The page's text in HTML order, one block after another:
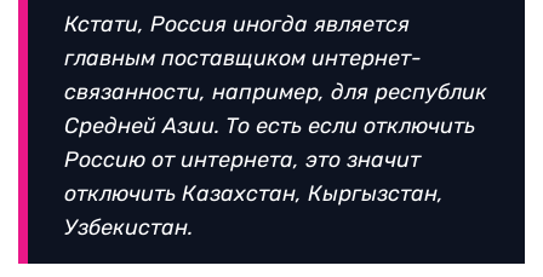
Кстати, Россия иногда является
главным поставщиком интернет-
связанности, например, для республик
Средней Азии. То есть если отключить
Россию от интернета, это значит
отключить Казахстан, Кыргызстан,
Узбекистан.